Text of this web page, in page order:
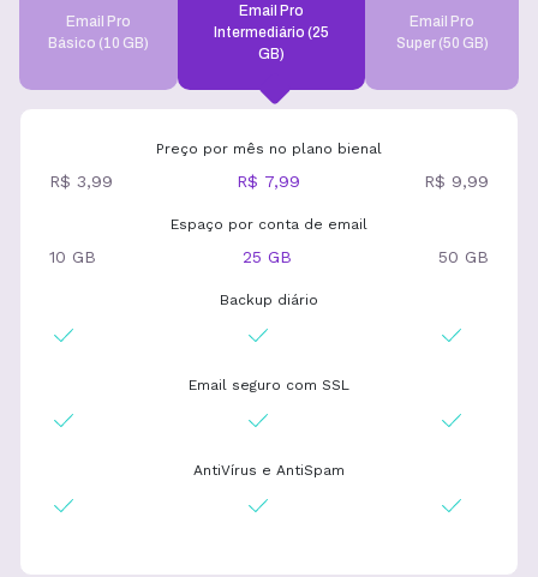
Email Pro
Básico (10 GB)
Email Pro
Intermediário (25
GB)
Email Pro
Super (50 GB)
Preço por mês no plano bienal
R$ 3,99 R$ 7,99 R$ 9,99
Espaço por conta de email
10 GB 25 GB 50 GB
Backup diário
Email seguro com SSL
AntiVírus e AntiSpam